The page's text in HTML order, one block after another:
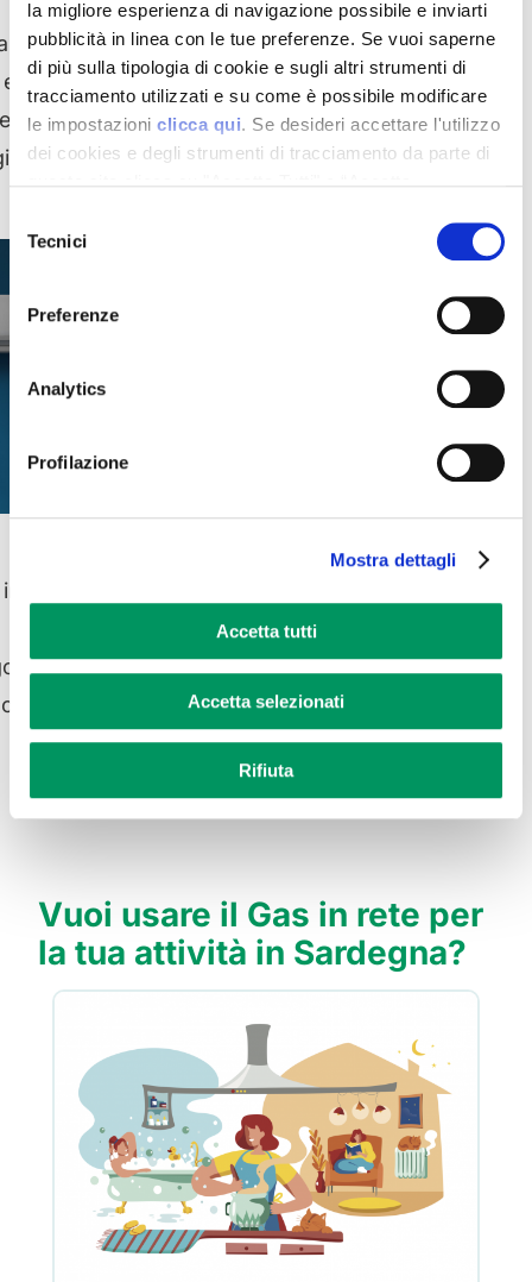
la migliore esperienza di navigazione possibile e inviarti
pubblicità in linea con le tue preferenze. Se vuoi saperne
di più sulla tipologia di cookie e sugli altri strumenti di
tracciamento utilizzati e su come è possibile modificare
le impostazioni clicca qui. Se desideri accettare l'utilizzo
dei cookies e degli strumenti di tracciamento da parte di
l’utilizzo dei cookie e mantenere le impostazioni di
delTecnici
Preferenze
Analytics
Profilazione
Mostra dettagli
Accetta tutti
Accetta selezionati
Rifiuta
ed
la
Vuoi usare il Gas in rete per
la tua attività in Sardegna?